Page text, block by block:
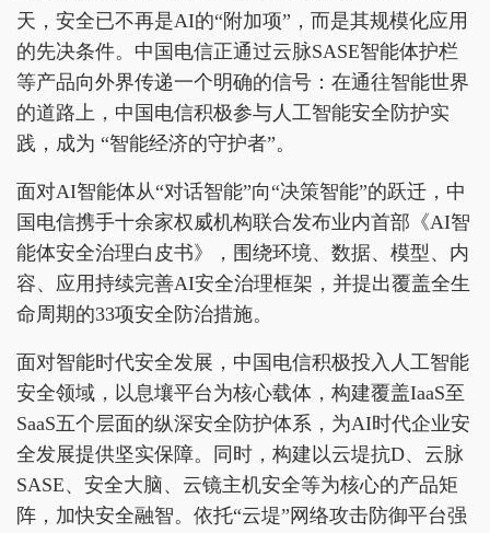
天，安全已不再是AI的“附加项”，而是其规模化应用
的先决条件。中国电信正通过云脉SASE智能体护栏
等产品向外界传递一个明确的信号：在通往智能世界
的道路上，中国电信积极参与人工智能安全防护实
践，成为 “智能经济的守护者”。
面对AI智能体从“对话智能”向“决策智能”的跃迁，中
国电信携手十余家权威机构联合发布业内首部《AI智
能体安全治理白皮书》，围绕环境、数据、模型、内
容、应用持续完善AI安全治理框架，并提出覆盖全生
命周期的33项安全防治措施。
面对智能时代安全发展，中国电信积极投入人工智能
安全领域，以息壤平台为核心载体，构建覆盖IaaS至
SaaS五个层面的纵深安全防护体系，为AI时代企业安
全发展提供坚实保障。同时，构建以云堤抗D、云脉
SASE、安全大脑、云镜主机安全等为核心的产品矩
阵，加快安全融智。依托“云堤”网络攻击防御平台强